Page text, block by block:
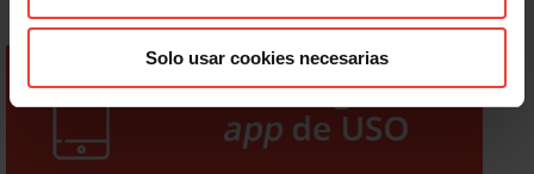
Solo usar cookies necesarias